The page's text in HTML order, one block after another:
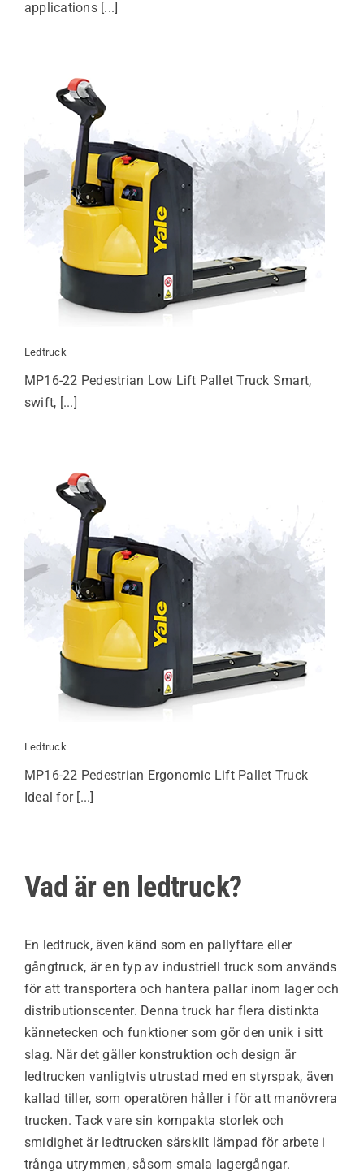
applications [...]
Ledtruck
MP16-22 Pedestrian Low Lift Pallet Truck Smart,
swift, [...]
Ledtruck
MP16-22 Pedestrian Ergonomic Lift Pallet Truck
Ideal for [...]
Vad är en ledtruck?
En ledtruck, även känd som en pallyftare eller
gångtruck, är en typ av industriell truck som används
för att transportera och hantera pallar inom lager och
distributionscenter. Denna truck har flera distinkta
kännetecken och funktioner som gör den unik i sitt
slag. När det gäller konstruktion och design är
ledtrucken vanligtvis utrustad med en styrspak, även
kallad tiller, som operatören håller i för att manövrera
trucken. Tack vare sin kompakta storlek och
smidighet är ledtrucken särskilt lämpad för arbete i
trånga utrymmen, såsom smala lagergångar.